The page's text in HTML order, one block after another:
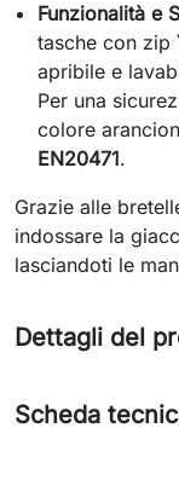
Funzionalità e
tasche con zip
apribile e
Per una
colore
EN20471.
Grazie alle
indossare la
lasciandoti le
Dettagli del
Scheda